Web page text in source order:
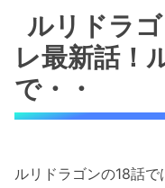
ルリドラ
レ最新話！
で・・
ルリドラゴンの18話